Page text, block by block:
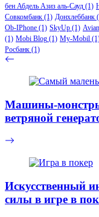
бен Абдель Азиз аль-Сауд (1)
Совкомбанк (1) Донхлеббанк
Ob-IPhone (1) SkyUp (1)
(1) Mobi Blog (1) My-Mobil
Росбанк (1)
Машины-
ветряной
Искусственный
силы в игре в